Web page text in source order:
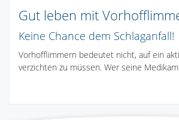
Gut leben mit
Keine Chance dem Schlaganfall!
Vorhofflimmern bedeutet nicht, auf ein
verzichten zu müssen. Wer seine